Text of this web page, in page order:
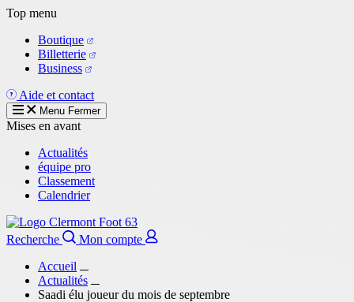
Aller
contenu
principal
Top menu
Boutique
Billetterie
Business
Aide et contact
Menu Fermer
Mises en avant
Actualités
équipe pro
Classement
Calendrier
Recherche
Mon compte
Accueil
Actualités
Saadi élu joueur du mois de septembre